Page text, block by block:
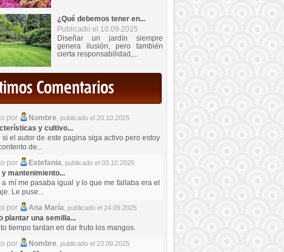
¿Qué debemos tener en...
Publicado el 10.09.2025
Diseñar un jardín siempre
genera ilusión, pero también
cierta responsabilidad,...
Comentarios
por Nombre, publicado el 20.10.2025
y cultivo...
si el autor de este pagina siga activo pero estoy
de...
por
Estefania, publicado el 03.10.2025
y mantenimiento...
a mí me pasaba igual y lo que me fallaba era el
Le puse...
por
Ana María, publicado el 24.09.2025
plantar una semilla...
tiempo tardan en dar fruto los mangos.
por
Nombre, publicado el 23.09.2025